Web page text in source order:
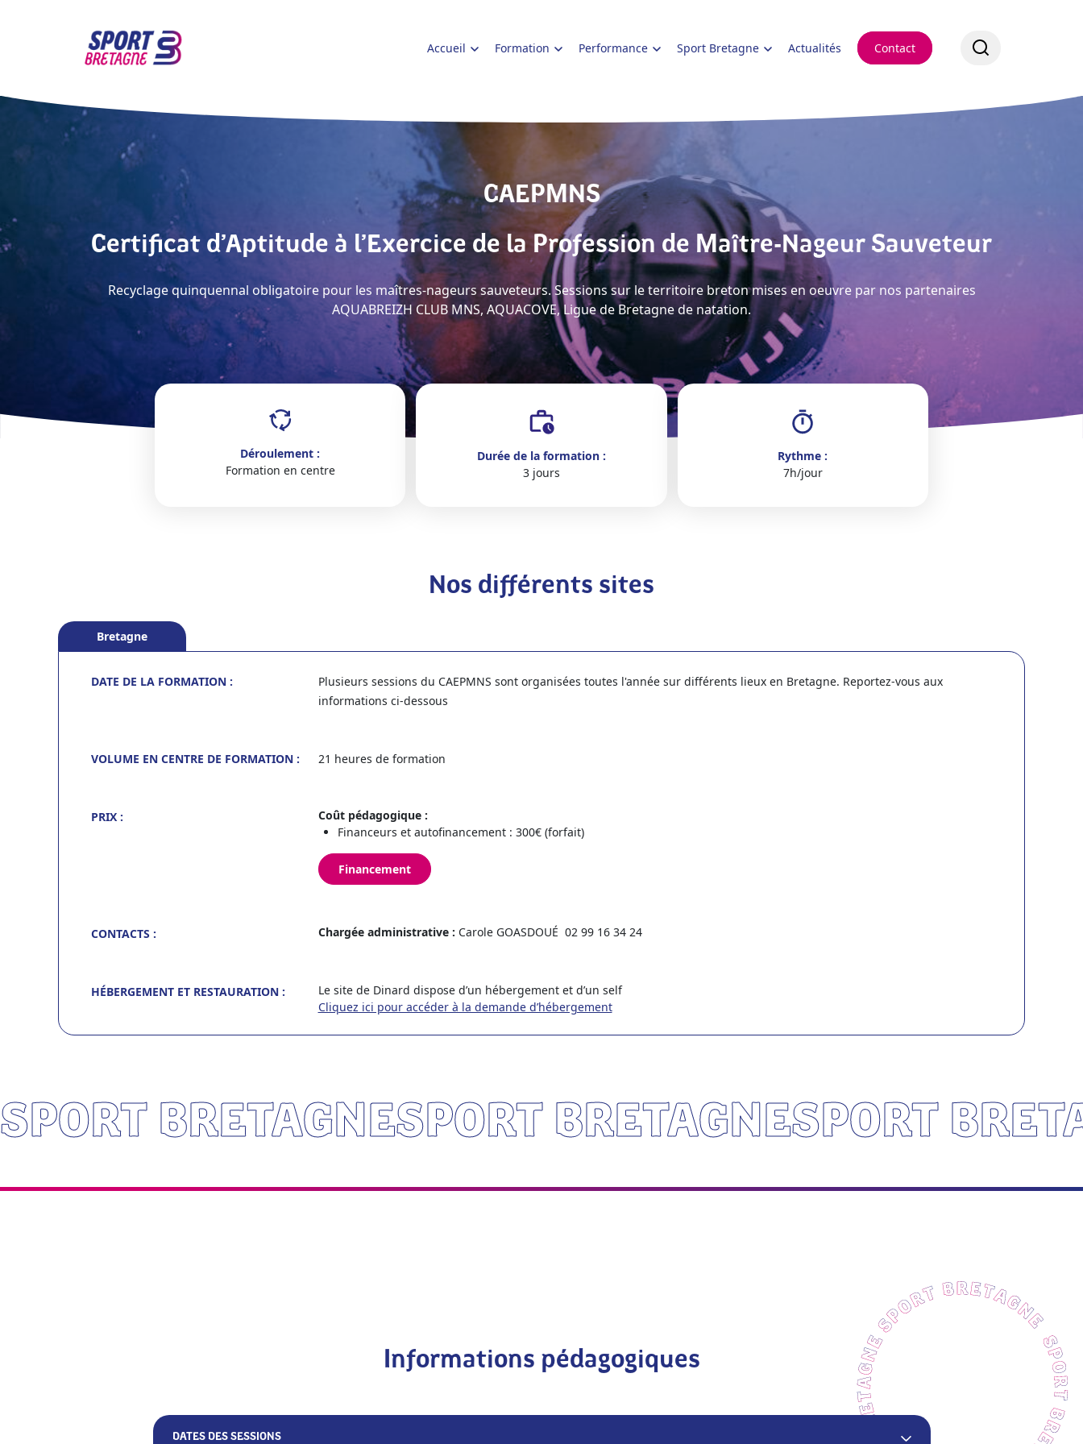
Accueil Formation Performance Sport Bretagne Actualités Contact
CAEPMNS
Certificat d’Aptitude à l’Exercice de la Profession de Maître-Nageur Sauveteur
Recyclage quinquennal obligatoire pour les maîtres-nageurs sauveteurs. Sessions sur le territoire breton mises en oeuvre par nos partenaires
AQUABREIZH CLUB MNS, AQUACOVE, Ligue de Bretagne de natation.
Déroulement :
Formation en centre
Durée de la formation :
3 jours
Rythme :
7h/jour
Nos différents sites
Bretagne
DATE DE LA FORMATION :
Plusieurs sessions du CAEPMNS sont organisées toutes l'année sur différents lieux en Bretagne. Reportez-vous aux
informations ci-dessous
VOLUME EN CENTRE DE FORMATION : 21 heures de formation
PRIX :
Coût pédagogique :
Financeurs et autofinancement : 300€ (forfait)
Financement
CONTACTS : Chargée administrative : Carole GOASDOUÉ 02 99 16 34 24
HÉBERGEMENT ET RESTAURATION :
Le site de Dinard dispose d’un hébergement et d’un self
Cliquez ici pour accéder à la demande d’hébergement
SPORT BRETAGNESPORT BRETAGNESPORT
Informations pédagogiques
DATES DES SESSIONS